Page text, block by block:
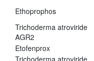
Ethoprophos
Trichoderma atroviride
AGR2
Etofenprox